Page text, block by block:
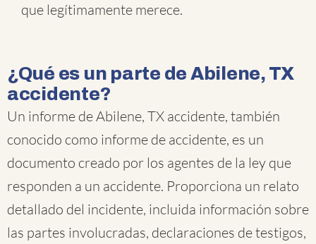
que legítimamente merece.
¿Qué es un parte de Abilene, TX
accidente?
Un informe de Abilene, TX accidente, también
conocido como informe de accidente, es un
documento creado por los agentes de la ley que
responden a un accidente. Proporciona un relato
detallado del incidente, incluida información sobre
las partes involucradas, declaraciones de testigos,